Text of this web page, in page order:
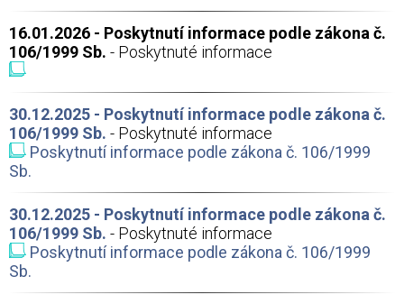
16.01.2026 - Poskytnutí informace podle zákona č.
106/1999 Sb. - Poskytnuté informace
30.12.2025 - Poskytnutí informace podle zákona č.
106/1999 Sb. - Poskytnuté informace
Poskytnutí informace podle zákona č. 106/1999
Sb.
30.12.2025 - Poskytnutí informace podle zákona č.
106/1999 Sb. - Poskytnuté informace
Poskytnutí informace podle zákona č. 106/1999
Sb.